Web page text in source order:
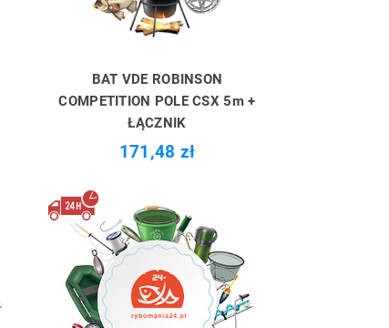
BAT VDE ROBINSON
COMPETITION POLE CSX 5m +
ŁĄCZNIK
171,48 zł